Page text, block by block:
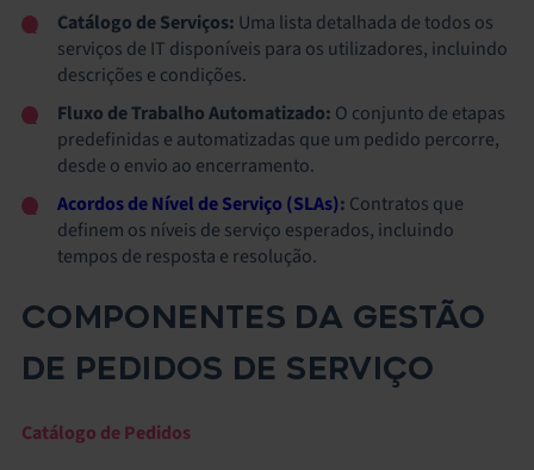
Catálogo de Serviços: Uma lista detalhada de todos os
serviços de IT disponíveis para os utilizadores, incluindo
descrições e condições.
Fluxo de Trabalho Automatizado: O conjunto de etapas
predefinidas e automatizadas que um pedido percorre,
desde o envio ao encerramento.
Acordos de Nível de Serviço (SLAs): Contratos que
definem os níveis de serviço esperados, incluindo
tempos de resposta e resolução.
COMPONENTES DA GESTÃO
DE PEDIDOS DE SERVIÇO
Catálogo de Pedidos